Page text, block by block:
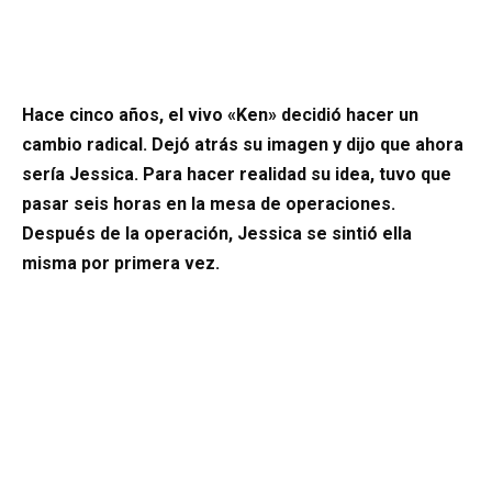
Hace cinco años, el vivo «Ken» decidió hacer un
cambio radical. Dejó atrás su imagen y dijo que ahora
sería Jessica. Para hacer realidad su idea, tuvo que
pasar seis horas en la mesa de operaciones.
Después de la operación, Jessica se sintió ella
misma por primera vez.